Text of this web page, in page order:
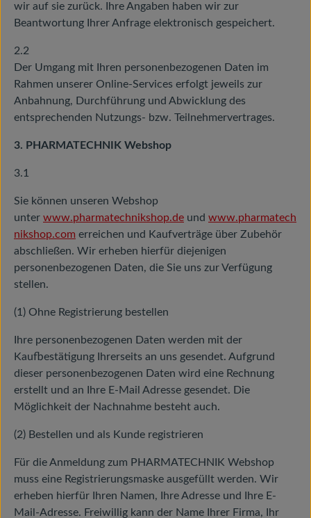
wir auf sie zurück. Ihre Angaben haben wir zur
Beantwortung Ihrer Anfrage elektronisch gespeichert.
2.2
Der Umgang mit Ihren personenbezogenen Daten im
Rahmen unserer Online-Services erfolgt jeweils zur
Anbahnung, Durchführung und Abwicklung des
entsprechenden Nutzungs- bzw. Teilnehmervertrages.
3. PHARMATECHNIK Webshop
3.1
Sie können unseren Webshop
unter www.pharmatechnikshop.de und www.pharmatech
nikshop.com erreichen und Kaufverträge über Zubehör
abschließen. Wir erheben hierfür diejenigen
personenbezogenen Daten, die Sie uns zur Verfügung
stellen.
(1) Ohne Registrierung bestellen
Ihre personenbezogenen Daten werden mit der
Kaufbestätigung Ihrerseits an uns gesendet. Aufgrund
dieser personenbezogenen Daten wird eine Rechnung
erstellt und an Ihre E-Mail Adresse gesendet. Die
Möglichkeit der Nachnahme besteht auch.
(2) Bestellen und als Kunde registrieren
Für die Anmeldung zum PHARMATECHNIK Webshop
muss eine Registrierungsmaske ausgefüllt werden. Wir
erheben hierfür Ihren Namen, Ihre Adresse und Ihre E-
Mail-Adresse. Freiwillig kann der Name Ihrer Firma, Ihr